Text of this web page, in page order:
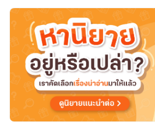
มี
ชีวิต
รอด
พอแล้ว
ใช่
ไหม
ค่ะ
คุณ